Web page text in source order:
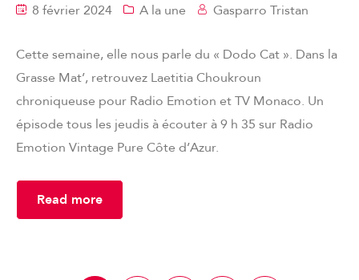
8 février 2024 A la une Gasparro Tristan
Cette semaine, elle nous parle du « Dodo Cat ». Dans la
Grasse Mat’, retrouvez Laetitia Choukroun
chroniqueuse pour Radio Emotion et TV Monaco. Un
épisode tous les jeudis à écouter à 9 h 35 sur Radio
Emotion Vintage Pure Côte d’Azur.
Read more